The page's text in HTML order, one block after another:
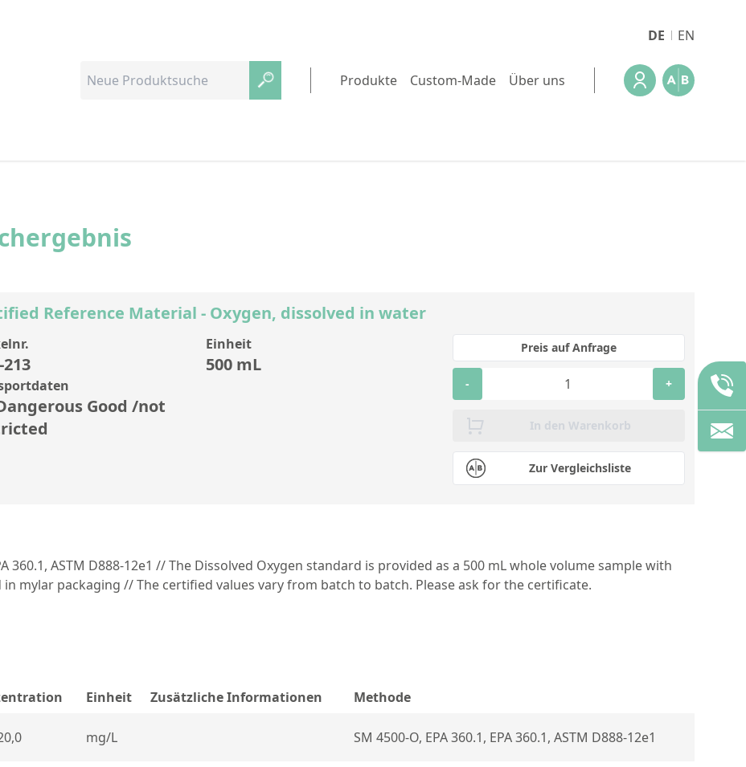
DE EN
Produkte Custom-Made Über uns
Reference Material - Oxygen, dissolved in water
213
Einheit
500 mL
Good /not
Zur Vergleichsliste
Preis auf Anfrage
- +
In den Warenkorb
360.1, ASTM D888-12e1 // The Dissolved Oxygen standard is provided as a 500 mL whole volume sample with
mylar packaging // The certified values vary from batch to batch. Please ask for the certificate.
Einheit Zusätzliche Informationen Methode
mg/L SM 4500-O, EPA 360.1, EPA 360.1, ASTM D888-12e1